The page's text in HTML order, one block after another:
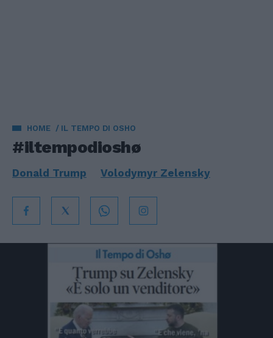
HOME IL TEMPO DI OSHO
#iltempodioshø
Donald Trump Volodymyr Zelensky